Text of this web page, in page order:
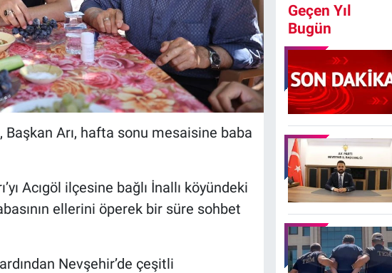
Başkan Arı, hafta sonu mesaisine baba
Acıgöl ilçesine bağlı İnallı köyündeki
ellerini öperek bir süre sohbet
Nevşehir’de çeşitli
Geçen Yıl
Bugün